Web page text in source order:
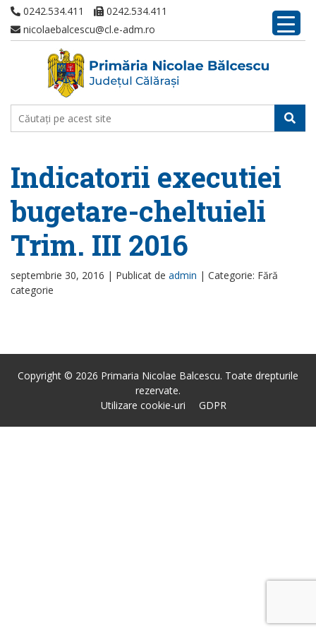
0242.534.411
0242.534.411
nicolaebalcescu@cl.e-adm.ro
Indicatorii executiei
bugetare-cheltuieli
Trim. III 2016
septembrie 30, 2016 | Publicat de admin | Categorie: Fără
categorie
Copyright © 2026 Primaria Nicolae Balcescu. Toate drepturile
rezervate.
Utilizare cookie-uri
GDPR